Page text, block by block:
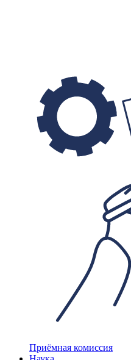
Приёмная комиссия